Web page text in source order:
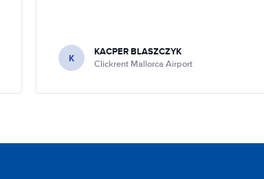
K KACPER BLASZCZYK
Clickrent Mallorca Airport